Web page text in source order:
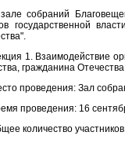
собраний
государственной
1. Взаимодействие
гражданина Отечества
проведения: Зал
проведения: 16
количество